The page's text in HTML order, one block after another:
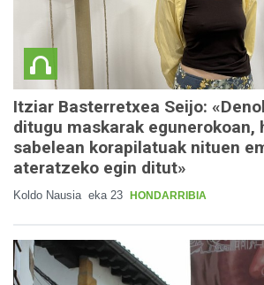
Itziar Basterretxea Seijo:
ditugu maskarak egunerokoan,
sabelean korapilatuak nituen
ateratzeko egin ditut»
Koldo Nausia eka 23 HONDARRIBIA